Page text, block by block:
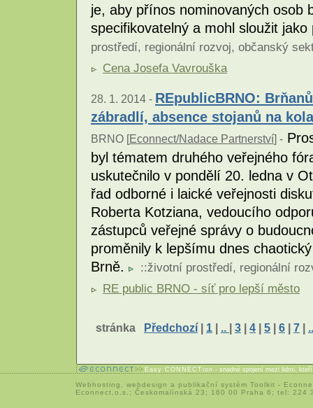
je, aby přínos nominovaných osob
specifikovatelný a mohl sloužit
prostředí, regionální rozvoj, občanský
Cena Josefa Vavrouška
28. 1. 2014 - REpublicBRNO:
zábradlí, absence stojanů na
BRNO [Econnect/Nadace Partnerství] -
byl tématem druhého veřejného
uskutečnilo v pondělí 20. ledna v
řad odborné i laické veřejnosti
Roberta Kotziana, vedoucího
zástupců veřejné správy o
proměnily k lepšímu dnes
Brně.
::životní prostředí, regionální
RE public BRNO - síť pro lepší město
stránka Předchozí| 1 | .. | 3 | 4 | 5 | 6 | 7 | ..
Easy CONNECTion - snadné spojení mezi lidmi,
Webhosting webdesign a publikační systém Toolkit -
Econnect,o.s.; Českomalínská 23; 160 00 Praha 6; tel: 224